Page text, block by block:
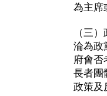
為主席
（三
淪為政
府會否
長者團
政策及